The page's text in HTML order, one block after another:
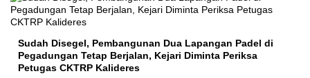
Sudah Disegel, Pembangunan Dua Lapangan Padel di
Pegadungan Tetap Berjalan, Kejari Diminta Periksa
Petugas CKTRP Kalideres